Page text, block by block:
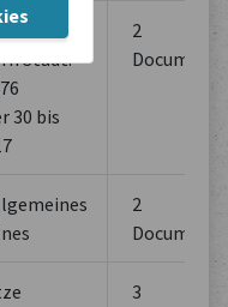
Stadt:
30 bis
2
Documents
2
Documents
3